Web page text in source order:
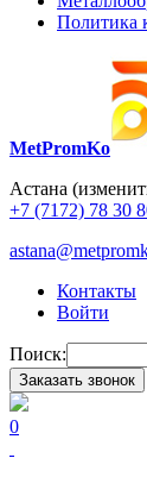
Политика
MetPromKo
Астана
+7 (7172) 78 30
Контакты
Войти
Поиск:
Заказать звонок
0